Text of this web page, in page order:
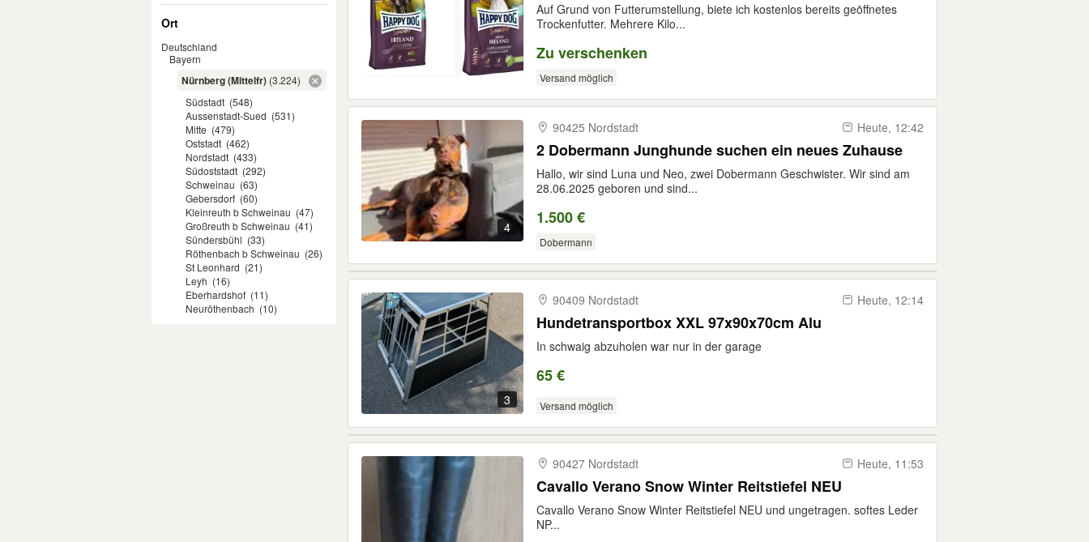
Ort
Deutschland
Bayern
Nürnberg (Mittelfr) (3.224)
Südstadt (548)
Aussenstadt-Sued (531)
Mitte (479)
Oststadt (462)
Nordstadt (433)
Südoststadt (292)
Schweinau (63)
Gebersdorf (60)
Kleinreuth b Schweinau (47)
Großreuth b Schweinau (41)
Sündersbühl (33)
Röthenbach b Schweinau (26)
St Leonhard (21)
Leyh (16)
Eberhardshof (11)
Neuröthenbach (10)
Auf Grund von Futterumstellung, biete ich kostenlos bereits geöffnetes
Trockenfutter. Mehrere Kilo...
Zu verschenken
Versand möglich
4
90425 Nordstadt Heute, 12:42
2 Dobermann Junghunde suchen ein neues Zuhause
Hallo, wir sind Luna und Neo, zwei Dobermann Geschwister. Wir sind am
28.06.2025 geboren und sind...
1.500 €
Dobermann
3
90409 Nordstadt Heute, 12:14
Hundetransportbox XXL 97x90x70cm Alu
In schwaig abzuholen war nur in der garage
65 €
Versand möglich
90427 Nordstadt Heute, 11:53
Cavallo Verano Snow Winter Reitstiefel NEU
Cavallo Verano Snow Winter Reitstiefel NEU und ungetragen. softes Leder
NP...